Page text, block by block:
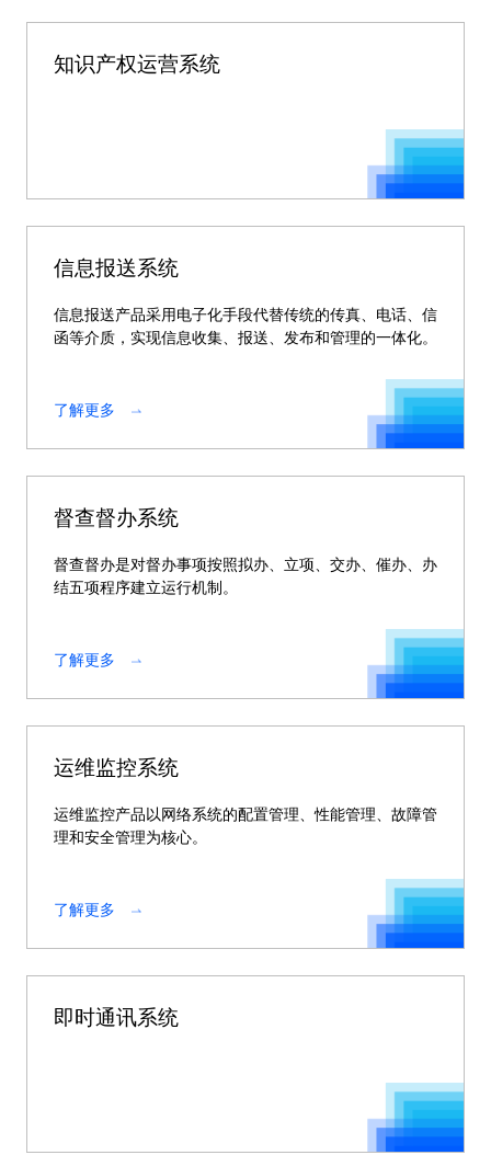
知识产权运营系统
信息报送系统
信息报送产品采用电子化手段代替传统的传真、电话、信
函等介质，实现信息收集、报送、发布和管理的一体化。
了解更多
督查督办系统
督查督办是对督办事项按照拟办、立项、交办、催办、办
结五项程序建立运行机制。
了解更多
运维监控系统
运维监控产品以网络系统的配置管理、性能管理、故障管
理和安全管理为核心。
了解更多
即时通讯系统